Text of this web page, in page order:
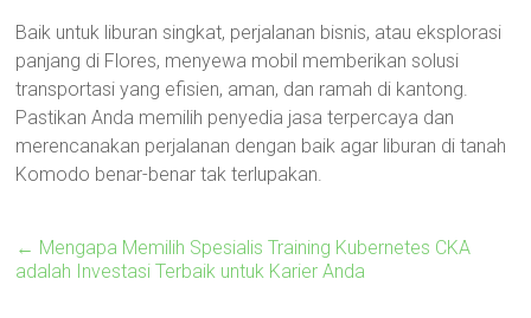
Baik untuk liburan singkat, perjalanan bisnis, atau eksplorasi
panjang di Flores, menyewa mobil memberikan solusi
transportasi yang efisien, aman, dan ramah di kantong.
Pastikan Anda memilih penyedia jasa terpercaya dan
merencanakan perjalanan dengan baik agar liburan di tanah
Komodo benar-benar tak terlupakan.
← Mengapa Memilih Spesialis Training Kubernetes CKA
adalah Investasi Terbaik untuk Karier Anda